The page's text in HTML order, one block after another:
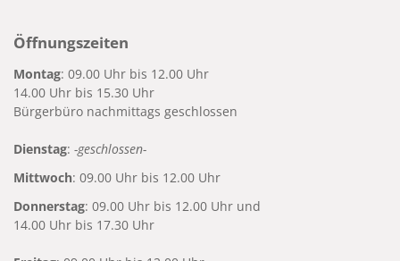
Öffnungszeiten
Montag: 09.00 Uhr bis 12.00 Uhr
14.00 Uhr bis 15.30 Uhr
Bürgerbüro nachmittags geschlossen
Dienstag: -geschlossen-
Mittwoch: 09.00 Uhr bis 12.00 Uhr
Donnerstag: 09.00 Uhr bis 12.00 Uhr und
14.00 Uhr bis 17.30 Uhr